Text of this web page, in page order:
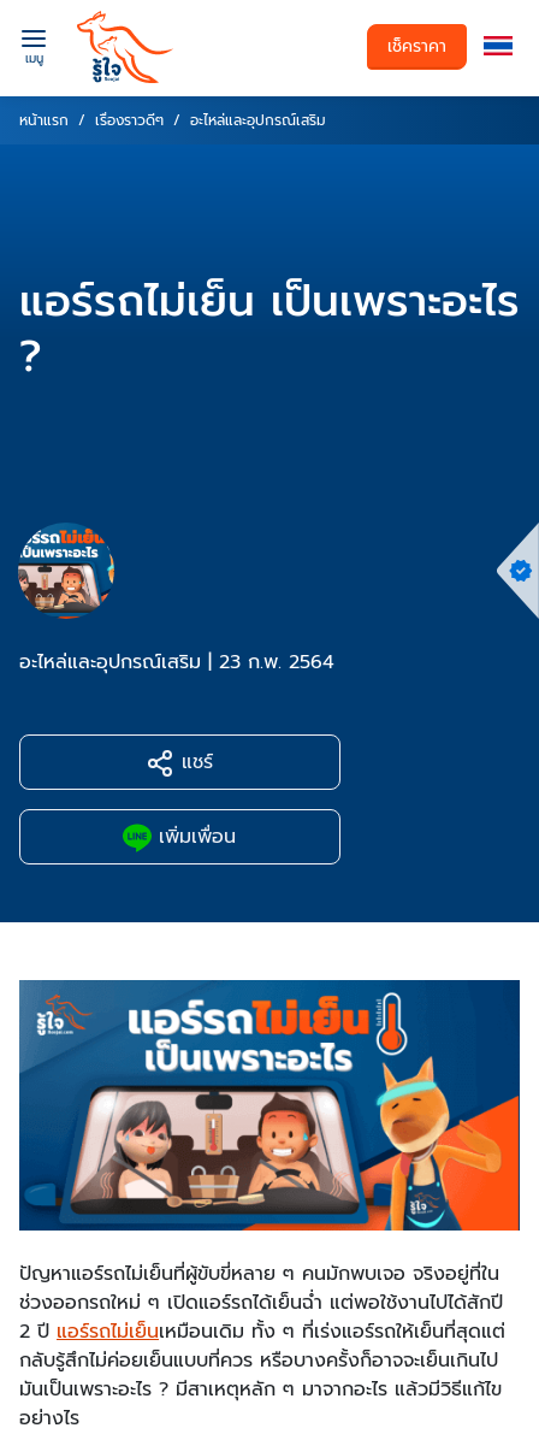
เมนู เช็คราคา
หน้าแรก เรื่องราวดีๆ อะไหล่และอุปกรณ์เสริม
แอร์รถไม่เย็น เป็นเพราะอะไร
?
อะไหล่และอุปกรณ์เสริม | 23 ก.พ. 2564
แชร์
เพิ่มเพื่อน
ปัญหาแอร์รถไม่เย็นที่ผู้ขับขี่หลาย ๆ คนมักพบเจอ จริงอยู่ที่ใน
ช่วงออกรถใหม่ ๆ เปิดแอร์รถได้เย็นฉ่ำ แต่พอใช้งานไปได้สักปี
2 ปี แอร์รถไม่เย็นเหมือนเดิม ทั้ง ๆ ที่เร่งแอร์รถให้เย็นที่สุดแต่
กลับรู้สึกไม่ค่อยเย็นแบบที่ควร หรือบางครั้งก็อาจจะเย็นเกินไป
มันเป็นเพราะอะไร ? มีสาเหตุหลัก ๆ มาจากอะไร แล้วมีวิธีแก้ไข
อย่างไร